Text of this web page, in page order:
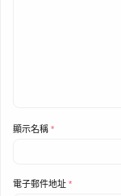
顯示名稱 *
電子郵件地址 *